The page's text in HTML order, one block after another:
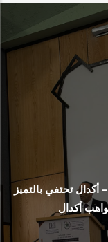
– أكدال تحتفي بالتميز